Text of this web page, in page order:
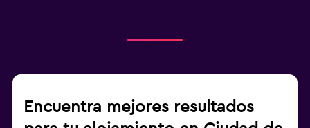
Encuentra mejores resultados